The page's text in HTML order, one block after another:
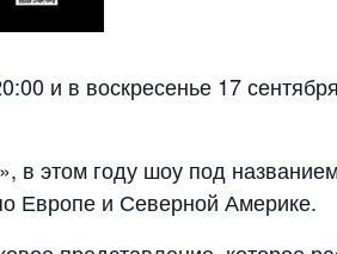
и в воскресенье 17
в этом году шоу под
Европе и Северной Америке.